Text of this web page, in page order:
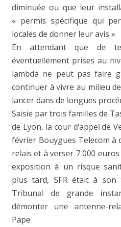
diminuée ou que leur
« permis spécifique qui
locales de donner leur avis ».
En attendant que de
éventuellement prises au
lambda ne peut pas faire
continuer à vivre au milieu
lancer dans de longues
Saisie par trois familles de
de Lyon, la cour d’appel de
février Bouygues Telecom à
relais et à verser 7 000
exposition à un risque
plus tard, SFR était à son
Tribunal de grande
démonter une antenne-
Pape.